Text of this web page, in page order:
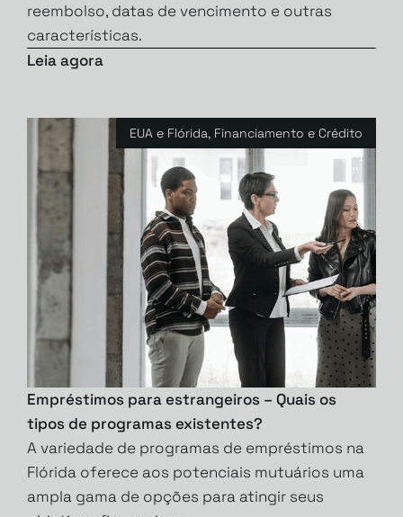
reembolso, datas de vencimento e outras
características.
Leia agora
EUA e Flórida, Financiamento e Crédito
Empréstimos para estrangeiros – Quais os
tipos de programas existentes?
A variedade de programas de empréstimos na
Flórida oferece aos potenciais mutuários uma
ampla gama de opções para atingir seus